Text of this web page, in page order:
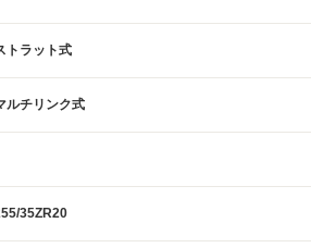
トラット式
ルチリンク式
35ZR20